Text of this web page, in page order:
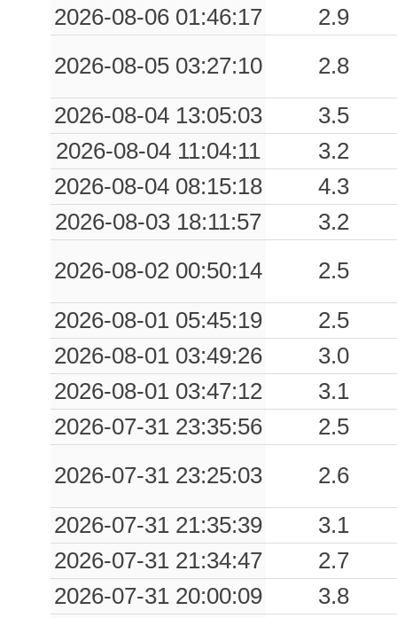
2026-08-06 01:46:17
2.9
2026-08-05 03:27:10
2.8
2026-08-04 13:05:03
3.5
2026-08-04 11:04:11
3.2
2026-08-04 08:15:18
4.3
2026-08-03 18:11:57
3.2
2026-08-02 00:50:14
2.5
2026-08-01 05:45:19
2.5
2026-08-01 03:49:26
3.0
2026-08-01 03:47:12
3.1
2026-07-31 23:35:56
2.5
2026-07-31 23:25:03
2.6
2026-07-31 21:35:39
3.1
2026-07-31 21:34:47
2.7
2026-07-31 20:00:09
3.8